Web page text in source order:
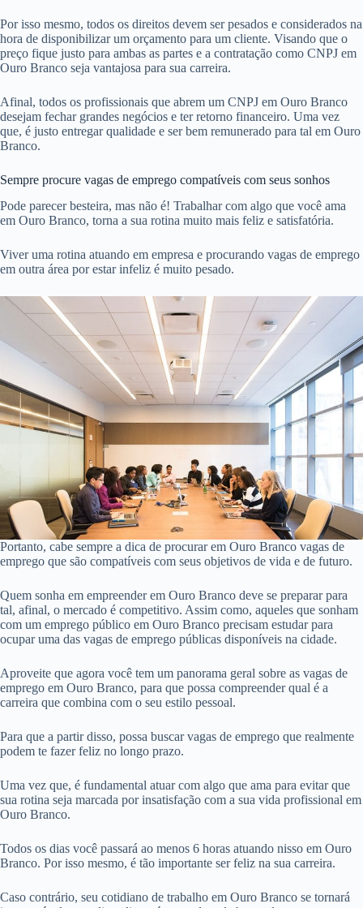
Por isso mesmo, todos os direitos devem ser pesados e considerados na
hora de disponibilizar um orçamento para um cliente. Visando que o
preço fique justo para ambas as partes e a contratação como CNPJ em
Ouro Branco seja vantajosa para sua carreira.
Afinal, todos os profissionais que abrem um CNPJ em Ouro Branco
desejam fechar grandes negócios e ter retorno financeiro. Uma vez
que, é justo entregar qualidade e ser bem remunerado para tal em Ouro
Branco.
Sempre procure vagas de emprego compatíveis com seus sonhos
Pode parecer besteira, mas não é! Trabalhar com algo que você ama
em Ouro Branco, torna a sua rotina muito mais feliz e satisfatória.
Viver uma rotina atuando em empresa e procurando vagas de emprego
em outra área por estar infeliz é muito pesado.
Portanto, cabe sempre a dica de procurar em Ouro Branco vagas de
emprego que são compatíveis com seus objetivos de vida e de futuro.
Quem sonha em empreender em Ouro Branco deve se preparar para
tal, afinal, o mercado é competitivo. Assim como, aqueles que sonham
com um emprego público em Ouro Branco precisam estudar para
ocupar uma das vagas de emprego públicas disponíveis na cidade.
Aproveite que agora você tem um panorama geral sobre as vagas de
emprego em Ouro Branco, para que possa compreender qual é a
carreira que combina com o seu estilo pessoal.
Para que a partir disso, possa buscar vagas de emprego que realmente
podem te fazer feliz no longo prazo.
Uma vez que, é fundamental atuar com algo que ama para evitar que
sua rotina seja marcada por insatisfação com a sua vida profissional em
Ouro Branco.
Todos os dias você passará ao menos 6 horas atuando nisso em Ouro
Branco. Por isso mesmo, é tão importante ser feliz na sua carreira.
Caso contrário, seu cotidiano de trabalho em Ouro Branco se tornará